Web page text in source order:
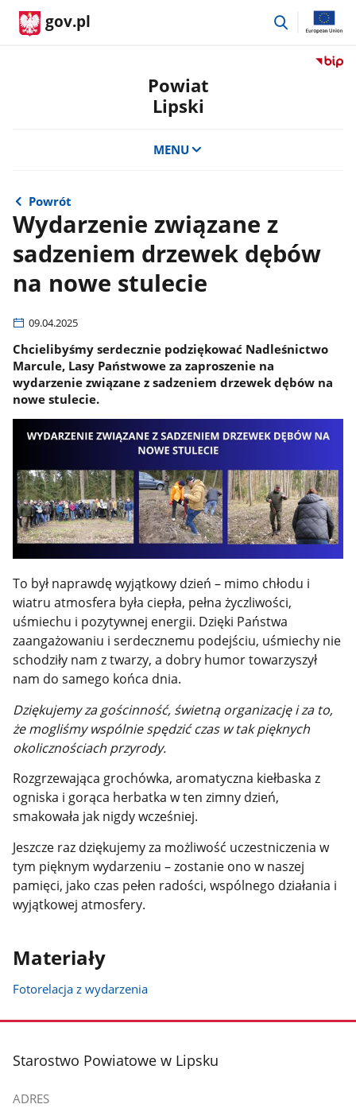
gov.pl
przejdź
Przejdź
Powiat
Lipski
MENU
Powrót
Wydarzenie związane z
sadzeniem drzewek dębów
na nowe stulecie
09.04.2025
Chcielibyśmy serdecznie podziękować Nadleśnictwo
Marcule, Lasy Państwowe za zaproszenie na
wydarzenie związane z sadzeniem drzewek dębów na
nowe stulecie.
To był naprawdę wyjątkowy dzień – mimo chłodu i
wiatru atmosfera była ciepła, pełna życzliwości,
uśmiechu i pozytywnej energii. Dzięki Państwa
zaangażowaniu i serdecznemu podejściu, uśmiechy nie
schodziły nam z twarzy, a dobry humor towarzyszył
nam do samego końca dnia.
Dziękujemy za gościnność, świetną organizację i za to,
że mogliśmy wspólnie spędzić czas w tak pięknych
okolicznościach przyrody.
Rozgrzewająca grochówka, aromatyczna kiełbaska z
ogniska i gorąca herbatka w ten zimny dzień,
smakowała jak nigdy wcześniej.
Jeszcze raz dziękujemy za możliwość uczestniczenia w
tym pięknym wydarzeniu – zostanie ono w naszej
pamięci, jako czas pełen radości, wspólnego działania i
wyjątkowej atmosfery.
Materiały
Fotorelacja z wydarzenia
stopka
Starostwo Powiatowe w Lipsku
ADRES